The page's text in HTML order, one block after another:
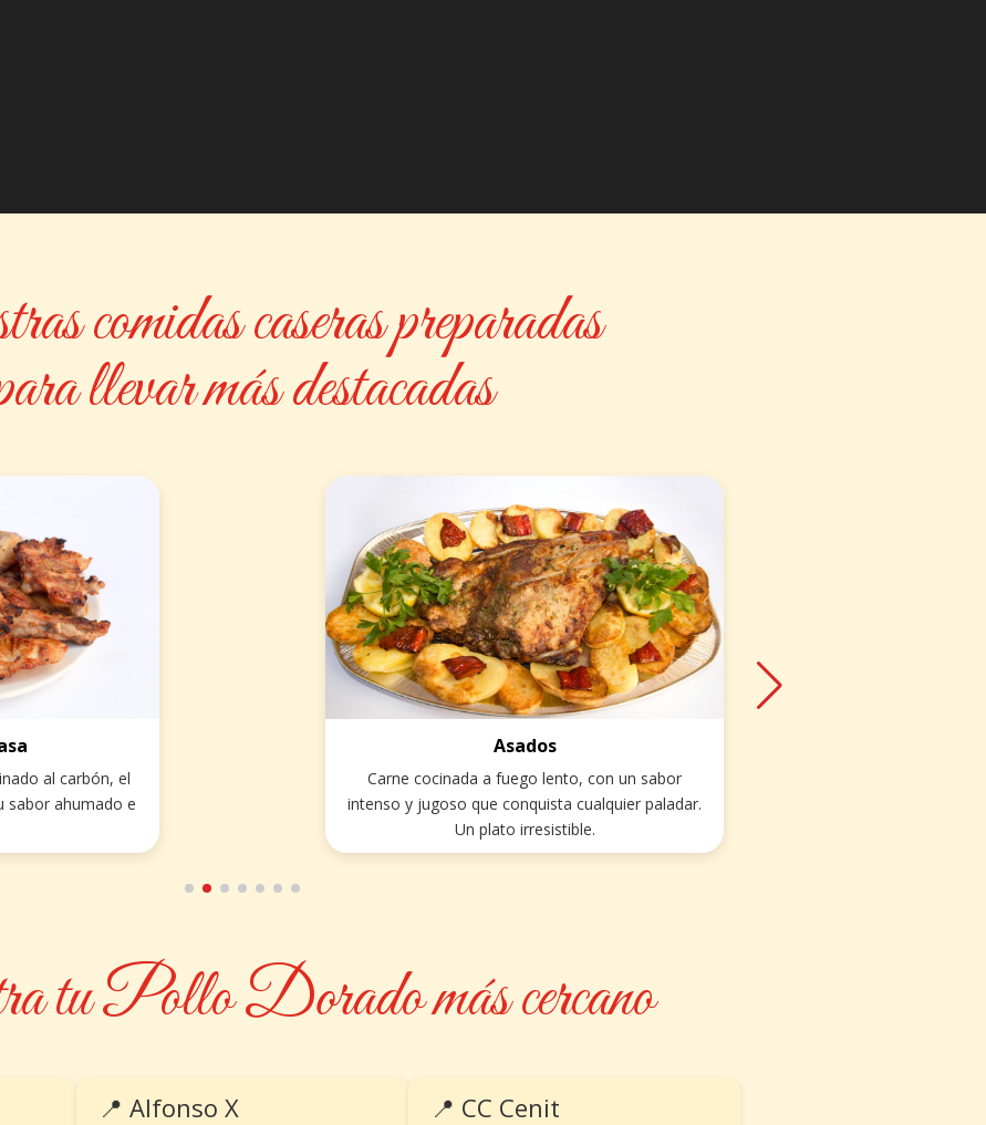
comidas caseras preparadas
llevar más destacadas
al carbón, el
sabor ahumado e
Asados
Carne cocinada a fuego lento, con un sabor
intenso y jugoso que conquista cualquier paladar.
Un plato irresistible.
tu Pollo Dorado más cercano
📍 Alfonso X 📍 CC Cenit